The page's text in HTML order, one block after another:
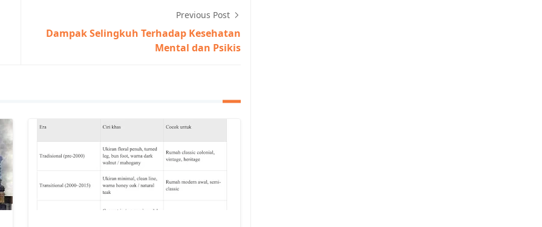
Previous Post
Dampak Selingkuh Terhadap Kesehatan
Mental dan Psikis